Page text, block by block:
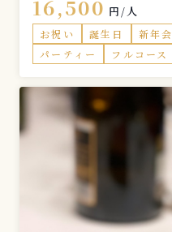
16,500 円/人
お祝い 誕生日 新年会
パーティー
フルコース